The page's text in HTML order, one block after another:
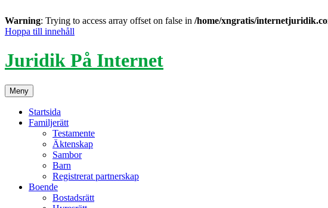
Warning: Trying to access array offset on false in /home/xngratis/
Hoppa till innehåll
Juridik På Internet
Meny
Startsida
Familjerätt
Testamente
Äktenskap
Sambor
Barn
Registrerat partnerskap
Boende
Bostadsrätt